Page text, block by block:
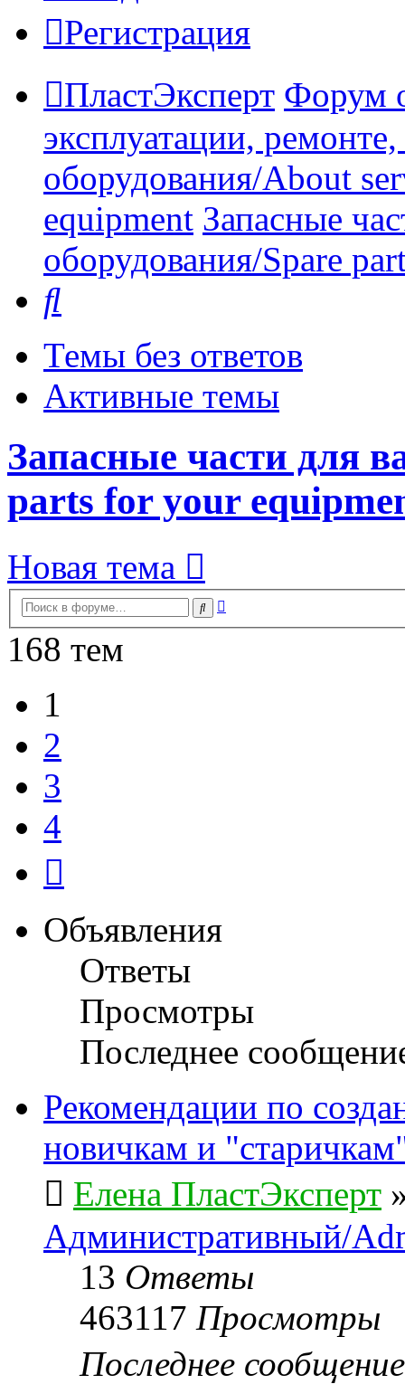
Регистрация
ПластЭксперт Форум
эксплуатации,
оборудования/About
equipment Запасные
оборудования/Spare
Темы без ответов
Активные темы
Запасные части для
parts for your
Новая тема
Поиск
168 тем
1
2
3
4
Объявления
Ответы
Просмотры
Последнее
Рекомендации по
новичкам и
Елена ПластЭксперт
Административный/
13 Ответы
463117 Просмотры
Последнее